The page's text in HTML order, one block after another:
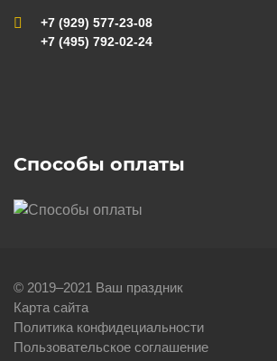
+7 (929) 577-23-08
+7 (495) 792-02-24
Способы оплаты
© 2019–2021 Ваш праздник
Карта сайта
Политика конфидециальности
Пользовательское соглашение